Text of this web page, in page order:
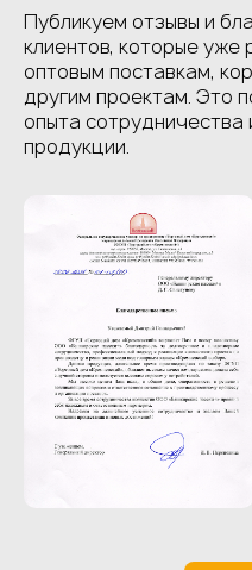
Публикуем отзывы и
клиентов, которые уже
оптовым поставкам,
другим проектам. Это
опыта сотрудничества
продукции.